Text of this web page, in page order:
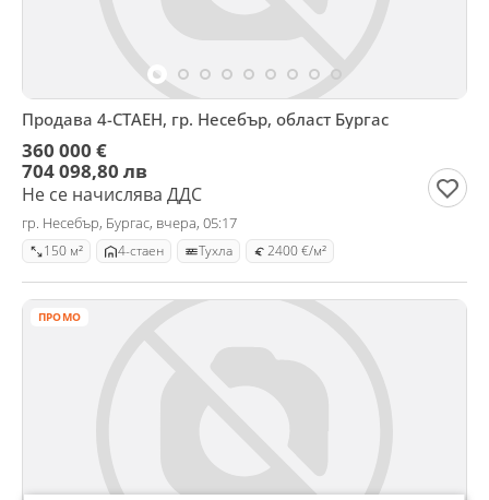
Продава 4-СТАЕН, гр. Несебър, област Бургас
360 000 €
704 098,80 лв
Не се начислява ДДС
гр. Несебър, Бургас, вчера, 05:17
150 м² 4-стаен Тухла 2400 €/м²
ПРОМО